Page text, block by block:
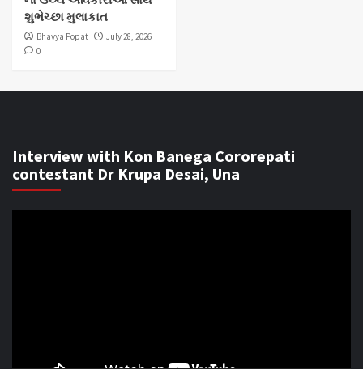
શુભેચ્છા મુલાકાત
Bhavya Popat
July 28, 2026
0
Interview with Kon Banega Cororepati
contestant Dr Krupa Desai, Una